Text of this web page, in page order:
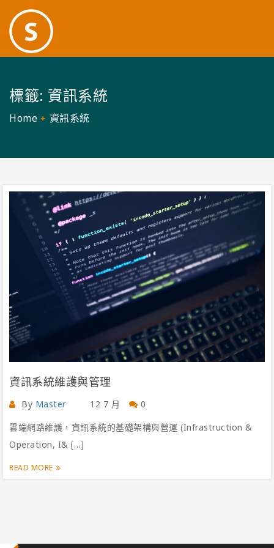
標籤: 資訊系統
Home 資訊系統
資訊系統維護與管理
By Master 12 7 月
0
雲端網路維護，資訊系統的基礎架構與營運 (Infrastruction &
Operation, I& […]
READ MORE